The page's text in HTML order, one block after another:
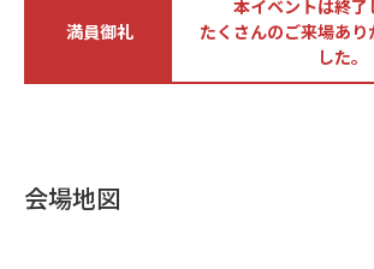
満員御礼
本イベントは終了
たくさんのご来場あり
した。
会場地図